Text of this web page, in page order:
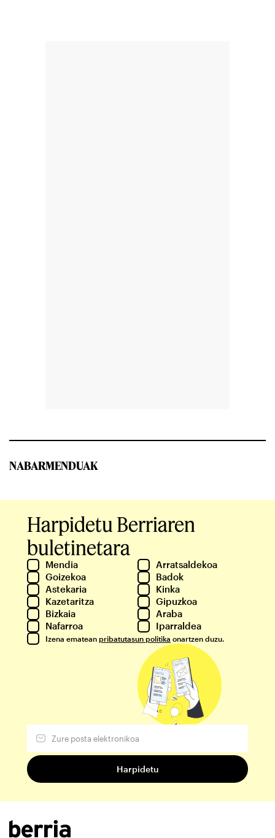
NABARMENDUAK
Harpidetu Berriaren
buletinetara
Mendia
Arratsaldekoa
Goizekoa
Badok
Astekaria
Kinka
Kazetaritza
Gipuzkoa
Bizkaia
Araba
Nafarroa
Iparraldea
Izena ematean pribatutasun politika onartzen duzu.